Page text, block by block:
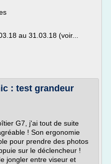
au 31.03.18 (voir...
: test grandeur
G7, j'ai tout de suite
! Son ergonomie
pour prendre des photos
sur le déclencheur !
jongler entre viseur et